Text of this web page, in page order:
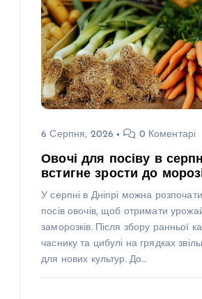
6 Серпня, 2026 0 Коментарі
Овочі для посіву в
встигне зрости до
У серпні в Дніпрі можна
посів овочів, щоб отримати
заморозків. Після збору ранньої
часнику та цибулі на грядках
для нових культур. До…